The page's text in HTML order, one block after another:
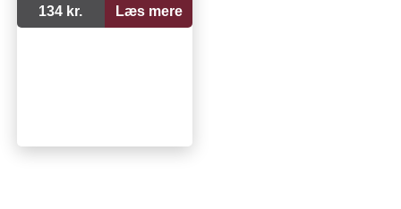
134 kr. Læs mere